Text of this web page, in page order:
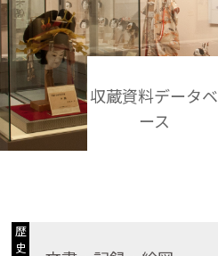
収蔵資料データベ
ース
歴
史